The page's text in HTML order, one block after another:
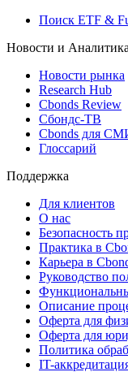
Поиск ETF &
Новости и Аналитика
Новости рынка
Research Hub
Cbonds Review
Сбондс-ТВ
Cbonds для
Глоссарий
Поддержка
Для клиентов
О нас
Безопасность
Практика в
Карьера в
Руководство
Описание
Оферта для
Оферта для
Политика
IT-